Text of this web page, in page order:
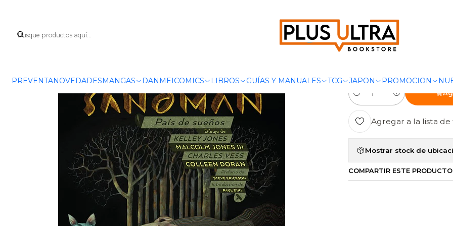
PREVENTANOVEDADESMANGAS DANMEICOMICS LIBROS GUÍAS Y MANUALES TCG JAPON PROMOCION
|
BIBLIOTECA
Cantidad
Agregar a la lista de
Mostrar stock de
COMPARTIR ESTE PRODUCTO